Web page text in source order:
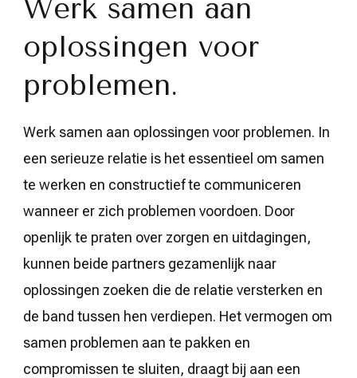
Werk samen aan
oplossingen voor
problemen.
Werk samen aan oplossingen voor problemen. In
een serieuze relatie is het essentieel om samen
te werken en constructief te communiceren
wanneer er zich problemen voordoen. Door
openlijk te praten over zorgen en uitdagingen,
kunnen beide partners gezamenlijk naar
oplossingen zoeken die de relatie versterken en
de band tussen hen verdiepen. Het vermogen om
samen problemen aan te pakken en
compromissen te sluiten, draagt bij aan een